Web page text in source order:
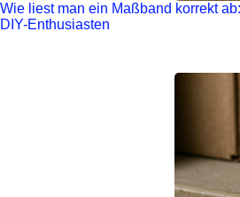
Wie liest man ein Maßband korrekt
DIY-Enthusiasten